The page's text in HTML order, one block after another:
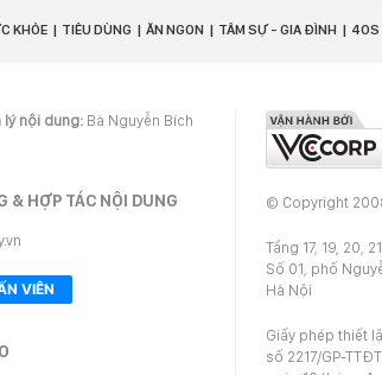
KHỎE TIÊU DÙNG ĂN NGON TÂM SỰ - GIA ĐÌNH 40S
lý nội dung: Bà Nguyễn Bích
& HỢP TÁC NỘI DUNG
VIÊN
© Copyright
Tầng 17, 19, 20,
Số 01, phố
Hà Nội
Giấy phép thiết
số 2217/GP-